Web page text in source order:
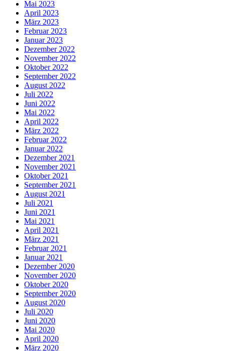
Mai 2023
April 2023
März 2023
Februar 2023
Januar 2023
Dezember 2022
November 2022
Oktober 2022
September 2022
August 2022
Juli 2022
Juni 2022
Mai 2022
April 2022
März 2022
Februar 2022
Januar 2022
Dezember 2021
November 2021
Oktober 2021
September 2021
August 2021
Juli 2021
Juni 2021
Mai 2021
April 2021
März 2021
Februar 2021
Januar 2021
Dezember 2020
November 2020
Oktober 2020
September 2020
August 2020
Juli 2020
Juni 2020
Mai 2020
April 2020
März 2020